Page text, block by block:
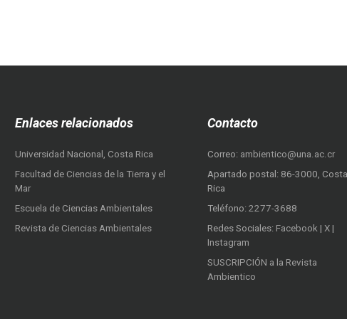
Enlaces relacionados
Universidad Nacional, Costa Rica
Facultad de Ciencias de la Tierra y el
Mar
Escuela de Ciencias Ambientales
Revista de Ciencias Ambientales
Contacto
Correo: ambientico@una.ac.cr
Apartado postal: 86-3000, Costa
Rica
Teléfono: 2277-3688
Redes Sociales: Facebook | X |
Instagram
SUSCRIPCIÓN a la Revista
Ambientico